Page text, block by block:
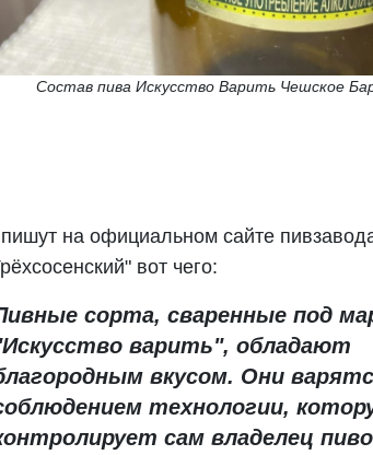
Состав пива Искусство Варить Чешское
на официальном сайте
вот чего:
сорта, сваренные под
варить", обладают
вкусом. Они
технологии,
сам владелец